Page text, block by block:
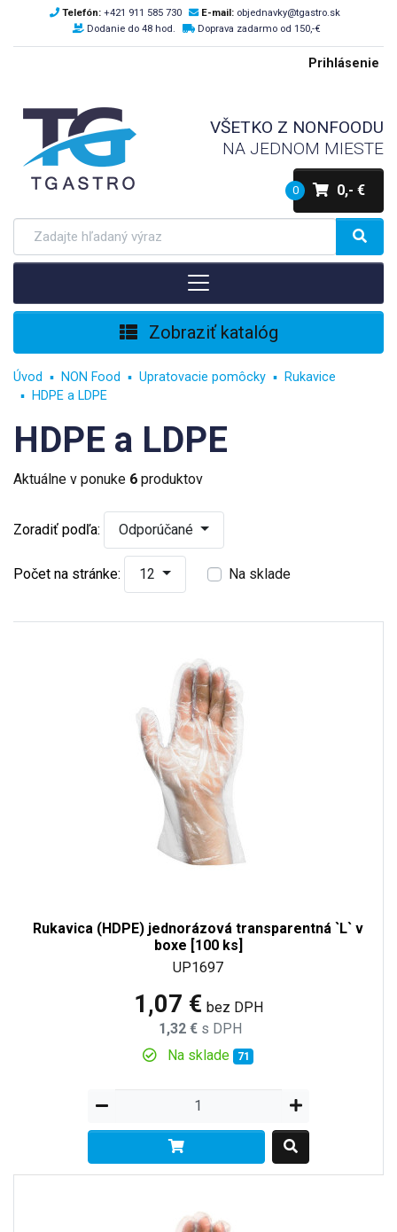
Telefón: +421 911 585 730 E-mail: objednavky@tgastro.sk
Dodanie do 48 hod.
Doprava zadarmo od 150,-€
Prihlásenie
VŠETKO Z NONFOODU
NA JEDNOM MIESTE
0 0,- €
Zobraziť katalóg
Úvod NON Food Upratovacie pomôcky
Rukavice
HDPE a LDPE
HDPE a LDPE
Aktuálne v ponuke 6 produktov
Zoradiť podľa: Odporúčané
Počet na stránke: 12 Na sklade
Rukavica (HDPE) jednorázová transparentná `L` v
boxe [100 ks]
UP1697
1,07 € bez DPH
1,32 € s DPH
Na sklade
71